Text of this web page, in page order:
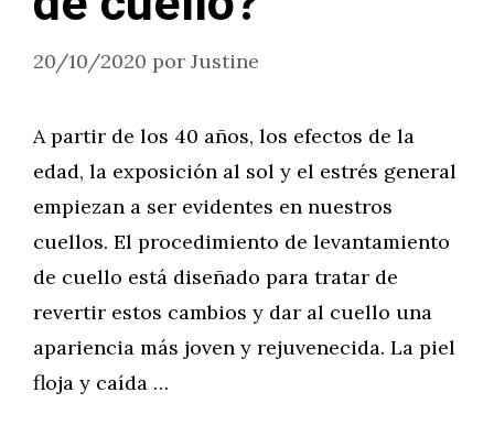
20/10/2020 por Justine
A partir de los 40 años, los efectos de la
edad, la exposición al sol y el estrés general
empiezan a ser evidentes en nuestros
cuellos. El procedimiento de levantamiento
de cuello está diseñado para tratar de
revertir estos cambios y dar al cuello una
apariencia más joven y rejuvenecida. La piel
floja y caída …